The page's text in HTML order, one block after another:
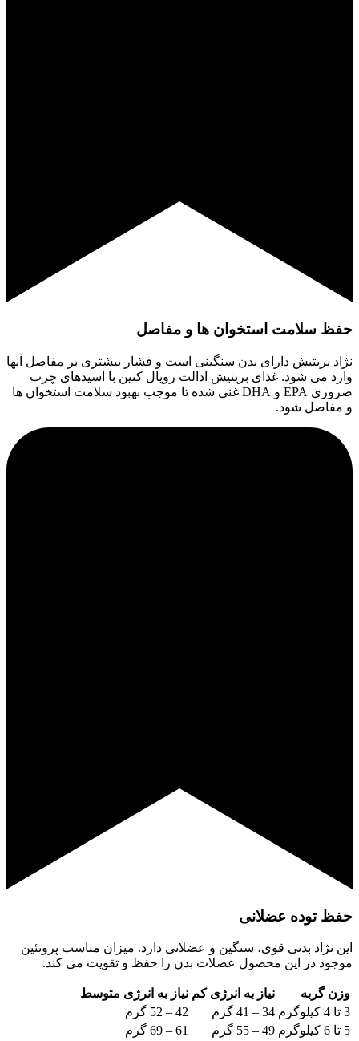
حفظ سلامت استخوان ها و مفاصل
نژاد بریتیش دارای بدن سنگینی است و فشار بیشتری بر مفاصل آنها
وارد می شود. غذای بریتیش ادالت رویال کنین با اسیدهای چرب
ضروری EPA و DHA غنی شده تا موجب بهبود سلامت استخوان ها
و مفاصل شود.
حفظ توده عضلانی
این نژاد بدنی قوی، سنگین و عضلانی دارد. میزان مناسب پروتئین
موجود در این محصول عضلات بدن را حفظ و تقویت می کند.
وزن گربه نیاز به انرژی کم نیاز به انرژی متوسط
3 تا 4 کیلوگرم
34 – 41 گرم
42 – 52 گرم
5 تا 6 کیلوگرم
49 – 55 گرم
61 – 69 گرم